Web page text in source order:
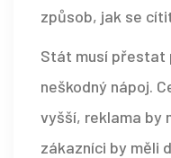
způsob, jak se
Stát musí přestat
neškodný nápoj.
vyšší, reklama by
zákazníci by měli